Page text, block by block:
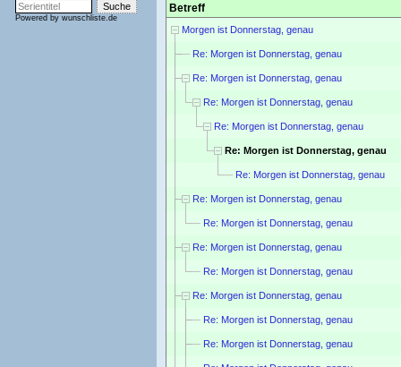
Powered by wunschliste.de
Betreff
Morgen ist Donnerstag, genau
Re: Morgen ist Donnerstag, genau
Re: Morgen ist Donnerstag, genau
Re: Morgen ist Donnerstag, genau
Re: Morgen ist Donnerstag, genau
Re: Morgen ist Donnerstag, genau
Re: Morgen ist Donnerstag, genau
Re: Morgen ist Donnerstag, genau
Re: Morgen ist Donnerstag, genau
Re: Morgen ist Donnerstag, genau
Re: Morgen ist Donnerstag, genau
Re: Morgen ist Donnerstag, genau
Re: Morgen ist Donnerstag, genau
Re: Morgen ist Donnerstag, genau